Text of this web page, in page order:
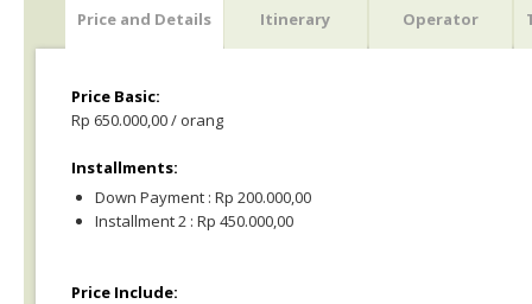
Price and Details Itinerary Operator
Price Basic:
Rp 650.000,00 / orang
Installments:
Down Payment : Rp 200.000,00
Installment 2 : Rp 450.000,00
Price Include: